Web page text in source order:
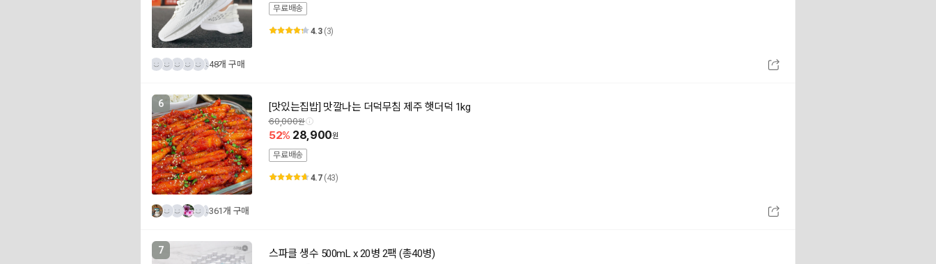
무료배송
4.3 (3)
48개 구매
6 [맛있는집밥] 맛깔나는 더덕무침 제주 햇더덕 1kg
60,000
52 28,900
무료배송
4.7 (43)
361개 구매
7 스파클 생수 500mL x 20병 2팩 (총40병)